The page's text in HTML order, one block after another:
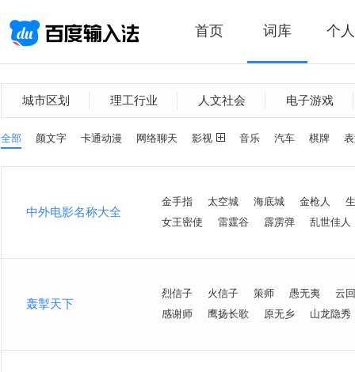
首页 词库 个
城市区划 理工行业 人文社会 电子游戏
全部 颜文字 卡通动漫 网络聊天 影视 音乐 汽车 棋牌
中外电影名称大全
金手指 太空城 海底城 金枪人
女王密使
雷霆谷 霹雳弹 乱世佳人
轰掣天下
烈信子 火信子 策师 愚无夷
云
感谢师
鹰扬长歌 原无乡 山龙隐秀